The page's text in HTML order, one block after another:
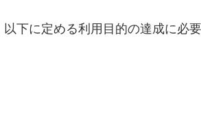
下に定める利用目的の達成に必